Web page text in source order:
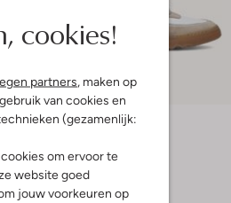
cookies!
partners , maken op
van cookies en
(gezamenlijk:
om ervoor te
website goed
jouw voorkeuren op
Floris Van Bommel
€ 249,99 € 124,99
+ meer kleuren